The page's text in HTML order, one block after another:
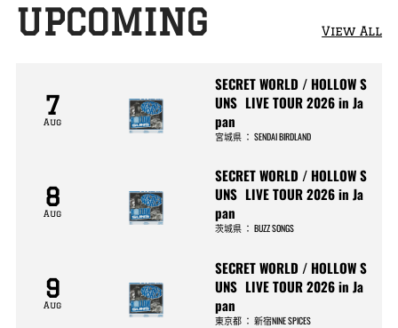
UPCOMING View All
7
Aug
SECRET WORLD / HOLLOW S
UNS LIVE TOUR 2026 in Ja
pan
宮城県 ：SENDAI BIRDLAND
8
Aug
SECRET WORLD / HOLLOW S
UNS LIVE TOUR 2026 in Ja
pan
茨城県 ：BUZZ SONGS
9
Aug
SECRET WORLD / HOLLOW S
UNS LIVE TOUR 2026 in Ja
pan
東京都 ：新宿NINE SPICES